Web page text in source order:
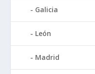
Galicia
León
Madrid